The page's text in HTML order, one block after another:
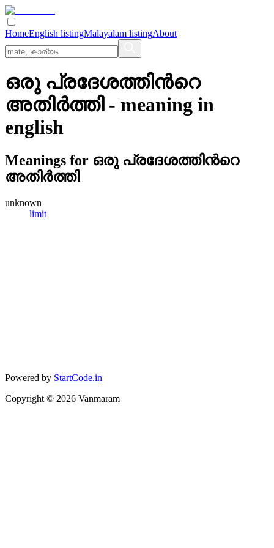
HomeEnglish listingMalayalam listingAbout
ഒരു പ്രദേശത്തിന്‍റെ
അതിര്‍ത്തി- meaning in
english
Meanings for ഒരു പ്രദേശത്തിന്‍റെ
അതിര്‍ത്തി
unknown
limit
Powered by StartCode.in
Copyright © 2026 Vanmaram